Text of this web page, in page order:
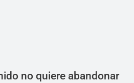
no quiere abandonar